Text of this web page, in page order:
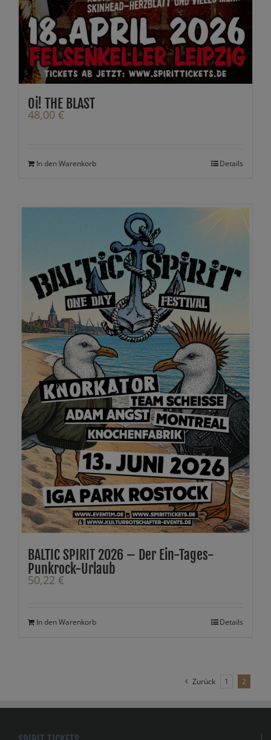
Oi! THE BLAST
48,00 €
In den Warenkorb Details
BALTIC SPIRIT 2026 – Der Ein-Tages-
Punkrock-Urlaub
50,22 €
In den Warenkorb Details
Zurück 1 2